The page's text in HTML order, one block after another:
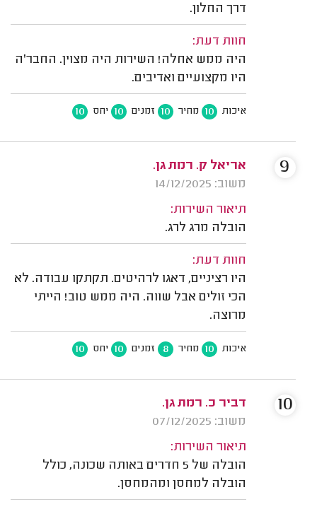
דרך החלון.
חוות דעת:
היה ממש אחלה! השירות היה מצוין. החבר'ה
היו מקצועיים ואדיבים.
איכות 10 מחיר 10 זמנים 10 יחס 10
אריאל ק. רמת גן.
משוב: 14/12/2025
תיאור השירות:
הובלה מרג לרג.
חוות דעת:
היו רציניים, דאגו לרהיטים. תקתקו עבודה. לא
הכי זולים אבל שווה. היה ממש טוב! הייתי
מרוצה.
איכות 10 מחיר 8 זמנים 10 יחס 10
9
דביר כ. רמת גן.
משוב: 07/12/2025
תיאור השירות:
הובלה של 5 חדרים באותה שכונה, כולל
הובלה למחסן ומהמחסן.
10